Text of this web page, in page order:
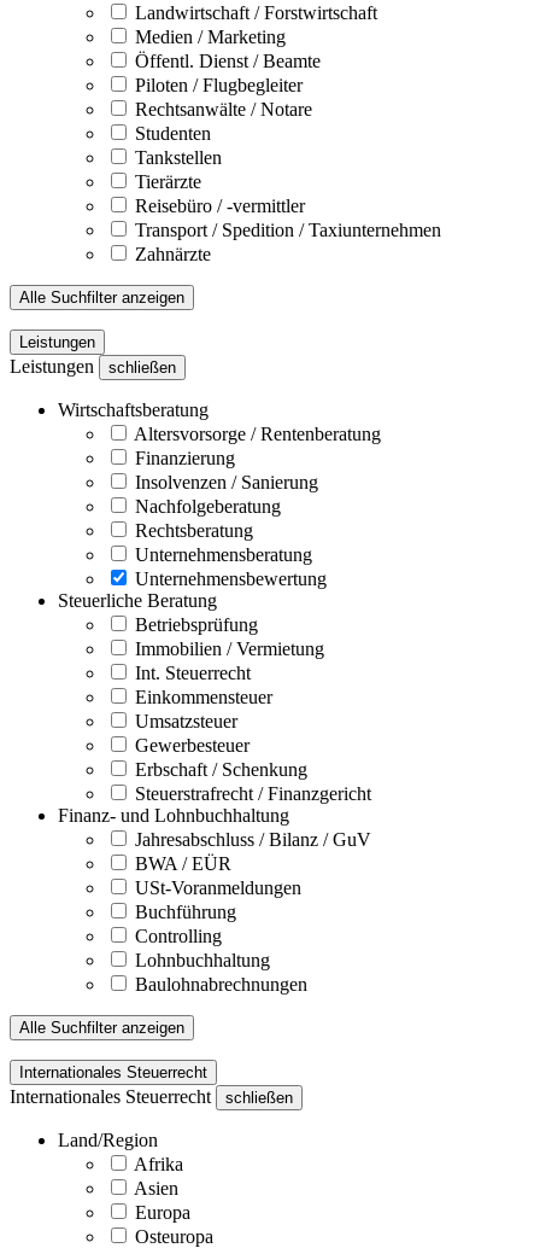
Landwirtschaft / Forstwirtschaft
Medien / Marketing
Öffentl. Dienst / Beamte
Piloten / Flugbegleiter
Rechtsanwälte / Notare
Studenten
Tankstellen
Tierärzte
Reisebüro / -vermittler
Transport / Spedition / Taxiunternehmen
Zahnärzte
Alle Suchfilter anzeigen
Leistungen
Leistungen schließen
Wirtschaftsberatung
Altersvorsorge / Rentenberatung
Finanzierung
Insolvenzen / Sanierung
Nachfolgeberatung
Rechtsberatung
Unternehmensberatung
Unternehmensbewertung
Steuerliche Beratung
Betriebsprüfung
Immobilien / Vermietung
Int. Steuerrecht
Einkommensteuer
Umsatzsteuer
Gewerbesteuer
Erbschaft / Schenkung
Steuerstrafrecht / Finanzgericht
Finanz- und Lohnbuchhaltung
Jahresabschluss / Bilanz / GuV
BWA / EÜR
USt-Voranmeldungen
Buchführung
Controlling
Lohnbuchhaltung
Baulohnabrechnungen
Alle Suchfilter anzeigen
Internationales Steuerrecht
Internationales Steuerrecht schließen
Land/Region
Afrika
Asien
Europa
Osteuropa